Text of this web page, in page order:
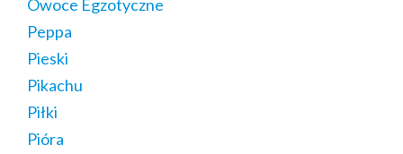
Owoce Egzotyczne
Peppa
Pieski
Pikachu
Piłki
Pióra